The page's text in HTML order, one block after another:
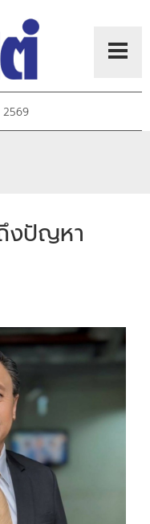
งปัญหา